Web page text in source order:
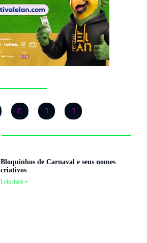
Bloquinhos de Carnaval e seus nomes
criativos
Leia mais »